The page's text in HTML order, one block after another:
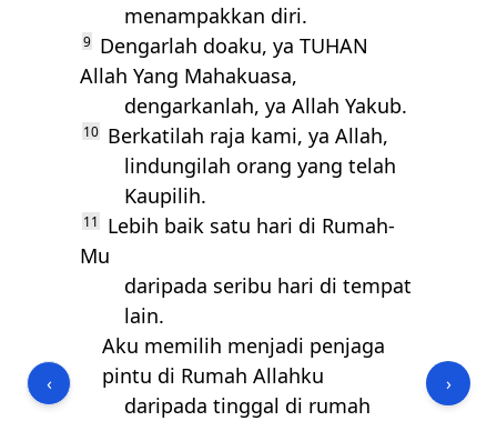
‹
menampakkan diri.
9 Dengarlah doaku, ya TUHAN
Allah Yang Mahakuasa,
dengarkanlah, ya Allah Yakub.
10 Berkatilah raja kami, ya Allah,
lindungilah orang yang telah
Kaupilih.
11
Lebih baik satu hari di Rumah-
Mu
daripada seribu hari di tempat
lain.
Aku memilih menjadi penjaga
pintu di Rumah Allahku
daripada tinggal di rumah
›